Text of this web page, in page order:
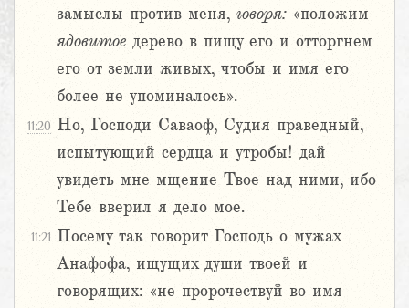
замыслы против меня, говоря: «положим
ядовитое дерево в пищу его и отторгнем
его от земли живых, чтобы и имя его
более не упоминалось».
11:20 Но, Господи Саваоф, Судия праведный,
испытующий сердца и утробы! дай
увидеть мне мщение Твое над ними, ибо
Тебе вверил я дело мое.
11:21 Посему так говорит Господь о мужах
Анафофа, ищущих души твоей и
говорящих: «не пророчествуй во имя